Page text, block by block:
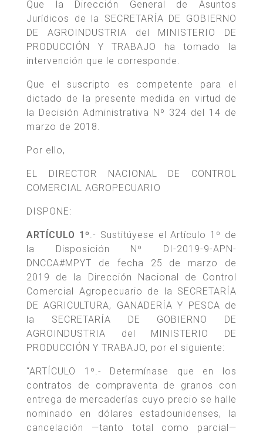
Que la Dirección General de Asuntos
Jurídicos de la SECRETARÍA DE GOBIERNO
DE AGROINDUSTRIA del MINISTERIO DE
PRODUCCIÓN Y TRABAJO ha tomado la
intervención que le corresponde.
Que el suscripto es competente para el
dictado de la presente medida en virtud de
la Decisión Administrativa Nº 324 del 14 de
marzo de 2018.
Por ello,
EL DIRECTOR NACIONAL DE CONTROL
COMERCIAL AGROPECUARIO
DISPONE:
ARTÍCULO 1º .- Sustitúyese el Artículo 1º de
la Disposición Nº DI-2019-9-APN-
DNCCA#MPYT de fecha 25 de marzo de
2019 de la Dirección Nacional de Control
Comercial Agropecuario de la SECRETARÍA
DE AGRICULTURA, GANADERÍA Y PESCA de
la SECRETARÍA DE GOBIERNO DE
AGROINDUSTRIA del MINISTERIO DE
PRODUCCIÓN Y TRABAJO, por el siguiente:
“ARTÍCULO 1º.- Determínase que en los
contratos de compraventa de granos con
entrega de mercaderías cuyo precio se halle
nominado en dólares estadounidenses, la
cancelación —tanto total como parcial—